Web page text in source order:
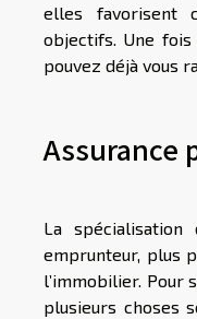
elles favorisent
objectifs. Une fois
pouvez déjà vous
Assurance
La spécialisation
emprunteur, plus
l’immobilier. Pour
plusieurs choses